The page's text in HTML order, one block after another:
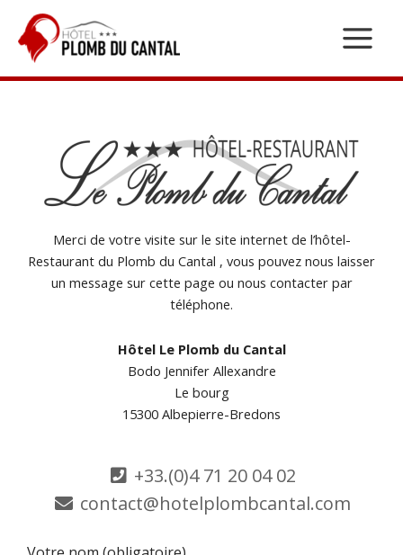
contenu
Merci de votre visite sur le site internet de l’hôtel-
Restaurant du Plomb du Cantal , vous pouvez nous laisser
un message sur cette page ou nous contacter par
téléphone.
Hôtel Le Plomb du Cantal
Bodo Jennifer Allexandre
Le bourg
15300 Albepierre-Bredons
+33.(0)4 71 20 04 02
contact@hotelplombcantal.com